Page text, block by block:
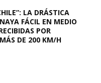
LA DRÁSTICA
FÁCIL EN MEDIO
POR
DE 200 KM/H